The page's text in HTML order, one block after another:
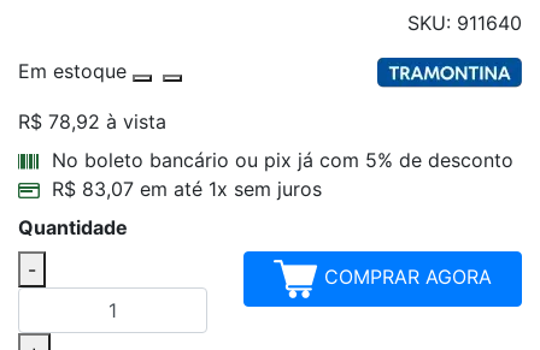
SKU: 911640
Em estoque
R$ 78,92 à vista
No boleto bancário ou pix já com 5% de desconto
R$ 83,07 em até 1x sem juros
Quantidade
-
COMPRAR AGORA